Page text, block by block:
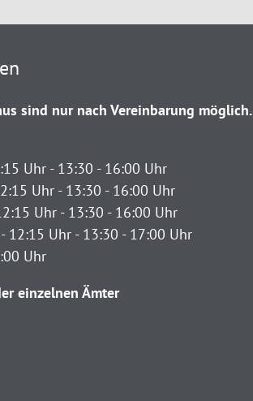
sind nur nach Vereinbarung möglich.
Uhr - 13:30 - 16:00 Uhr
Uhr - 13:30 - 16:00 Uhr
Uhr - 13:30 - 16:00 Uhr
12:15 Uhr - 13:30 - 17:00 Uhr
Uhr
einzelnen Ämter